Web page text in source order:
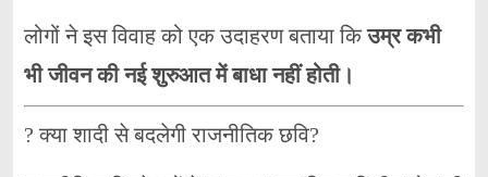
लोगों ने इस विवाह को एक उदाहरण बताया किउम्र कभी
भी जीवन की नई शुरुआत में बाधा नहीं होती।
?️ क्या शादी से बदलेगी राजनीतिक छवि?